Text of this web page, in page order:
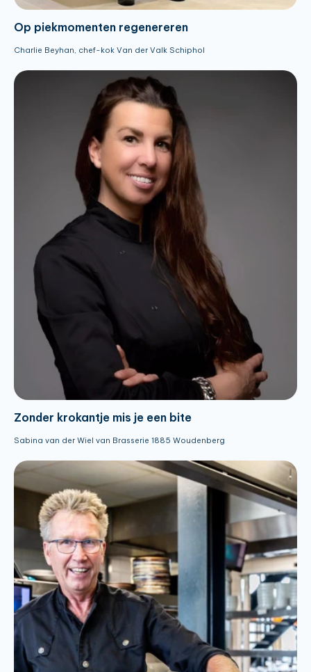
Op piekmomenten regenereren
Charlie Beyhan, chef-kok Van der Valk Schiphol
Zonder krokantje mis je een bite
Sabina van der Wiel van Brasserie 1885 Woudenberg